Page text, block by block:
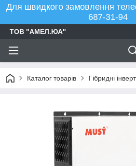
Для швидкого замовлення
687-31-94
ТОВ "АМЕЛ.ЮА"
Каталог товарів Гібридні